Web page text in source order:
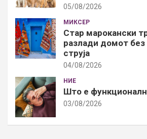
05/08/2026
МИКСЕР
Стар марокански
разлади домот
струја
04/08/2026
НИЕ
Што е
03/08/2026